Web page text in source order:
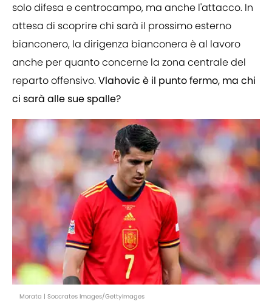
solo difesa e centrocampo, ma anche l'attacco. In
attesa di scoprire chi sarà il prossimo esterno
bianconero, la dirigenza bianconera è al lavoro
anche per quanto concerne la zona centrale del
reparto offensivo.Vlahovic è il punto fermo, ma chi
ci sarà alle sue spalle?
Morata | Soccrates Images/GettyImages